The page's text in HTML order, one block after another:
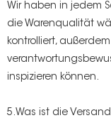
Wir haben in jedem
die Warenqualität
kontrolliert,
inspizieren können.
5.Was ist die